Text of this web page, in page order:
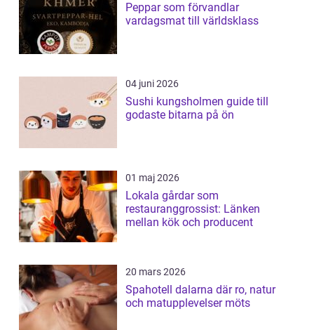
Peppar som förvandlar
vardagsmat till världsklass
04 juni 2026
Sushi kungsholmen guide till
godaste bitarna på ön
01 maj 2026
Lokala gårdar som
restauranggrossist: Länken
mellan kök och producent
20 mars 2026
Spahotell dalarna där ro, natur
och matupplevelser möts